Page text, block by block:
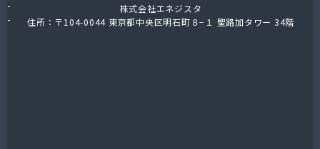
株式会社エネジスタ
住所：〒104-0044 東京都中央区明石町８−１ 聖路加タワー 34階